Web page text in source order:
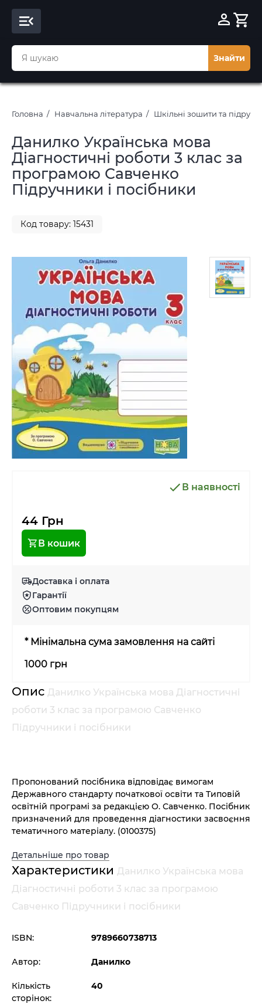
Знайти
Головна Навчальна література Шкільні зошити та
Данилко Українська мова
Діагностичні роботи 3 клас за
програмою Савченко
Підручники і посібники
Код товару: 15431
В наявності
44 Грн
В кошик
Доставка і оплата
Гарантії
Оптовим покупцям
* Мінімальна сума замовлення на сайті
1000 грн
Опис Данилко Українська мова Діагностичні
роботи 3 клас за програмою Савченко
Підручники і посібники
Пропонований посібника відповідає вимогам
Державного стандарту початкової освіти та Типовій
освітній програмі за редакцією О. Савченко. Посібник
призначений для проведення діагностики засвоєння
тематичного матеріалу. (0100375)
Детальніше про товар
Характеристики Данилко Українська мова
Діагностичні роботи 3 клас за програмою
Савченко Підручники і посібники
ISBN: 9789660738713
Автор: Данилко
Кількість
сторінок:
40